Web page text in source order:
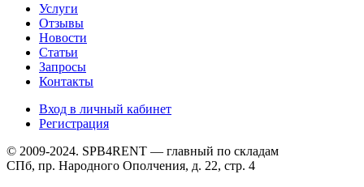
Услуги
Отзывы
Новости
Статьи
Запросы
Контакты
Вход в личный кабинет
Регистрация
© 2009-2024. SPB4RENT — главный по складам
СПб, пр. Народного Ополчения, д. 22, стр. 4